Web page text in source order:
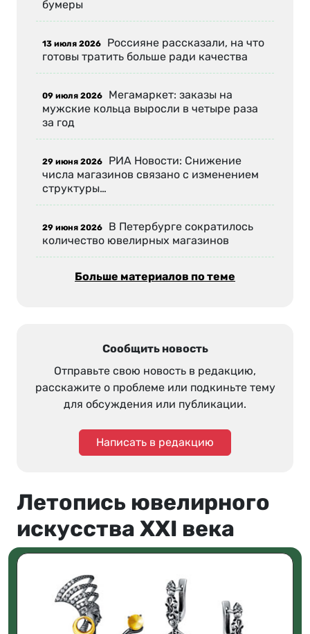
бумеры
13 июля 2026 Россияне рассказали, на что
готовы тратить больше ради качества
09 июля 2026 Мегамаркет: заказы на
мужские кольца выросли в четыре раза
за год
29 июня 2026 РИА Новости: Снижение
числа магазинов связано с изменением
структуры…
29 июня 2026 В Петербурге сократилось
количество ювелирных магазинов
Больше материалов по теме
Сообщить новость
Отправьте свою новость в редакцию,
расскажите о проблеме или подкиньте тему
для обсуждения или публикации.
Написать в редакцию
Летопись ювелирного
искусства XXI века